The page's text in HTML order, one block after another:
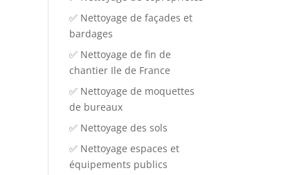
✅ Nettoyage de façades et
bardages
✅ Nettoyage de fin de
chantier Ile de France
✅ Nettoyage de moquettes
de bureaux
✅ Nettoyage des sols
✅ Nettoyage espaces et
équipements publics